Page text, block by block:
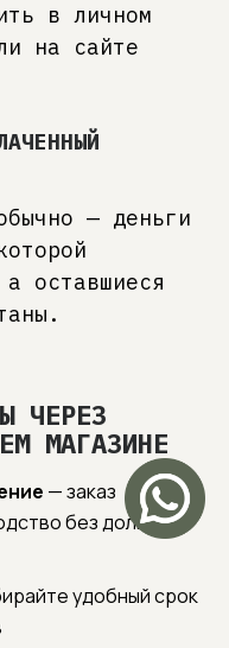
в личном
на сайте
— деньги
оставшиеся
ЧЕРЕЗ
МАГАЗИНЕ
— заказ
без долгих
удобный срок